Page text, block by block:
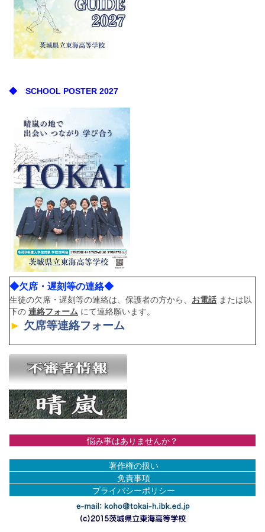
◆ SCHOOL POSTER 2027
◆欠席・遅刻等の連絡◆
生徒の欠席・遅刻等の連絡は、保護者の方から、 お電話 または以
下の 連絡フォーム にて連絡願います。
► 欠席等連絡フォーム
悩み事はありませんか？
著作権の扱い
免責事項
プライバシーポリシー